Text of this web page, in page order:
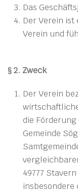
Das
Der Verein
Verein und
§ 2. Zweck
Der Verein
die
Gemeinde
49777